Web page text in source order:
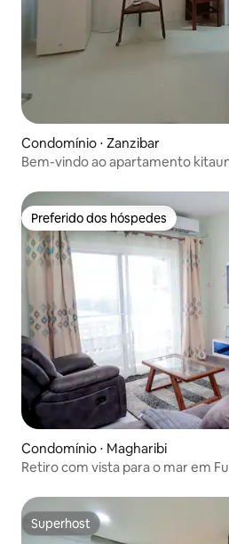
Condomínio ⋅ Zanzibar
Bem-vindo ao apartamento
Preferido dos hóspedes
Preferido dos hóspedes
Condomínio ⋅ Magharibi
Retiro com vista para o mar em
Superhost
Superhost